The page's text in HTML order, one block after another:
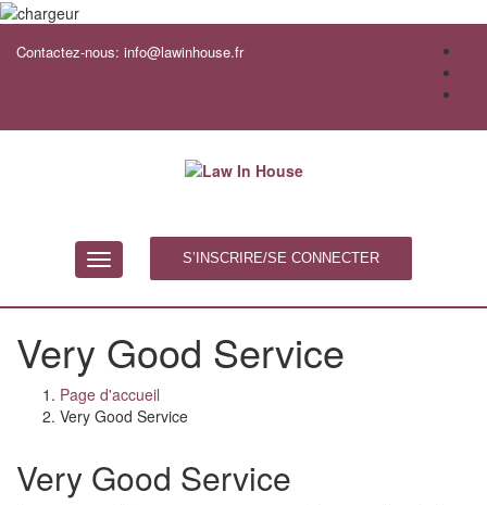
Contactez-nous: info@lawinhouse.fr
Toggle
navigation
S’INSCRIRE/SE CONNECTER
Very Good Service
Page d'accueil
Very Good Service
Very Good Service